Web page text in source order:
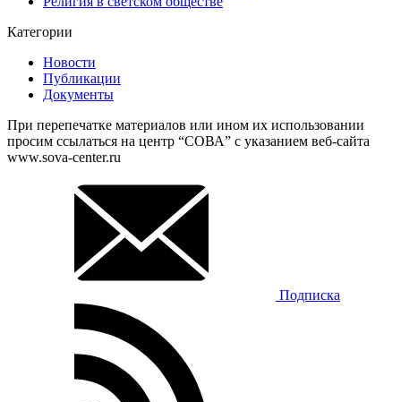
Категории
Новости
Публикации
Документы
При перепечатке материалов или ином их использовании
просим ссылаться на центр “СОВА” с указанием веб-сайта
www.sova-center.ru
Подписка